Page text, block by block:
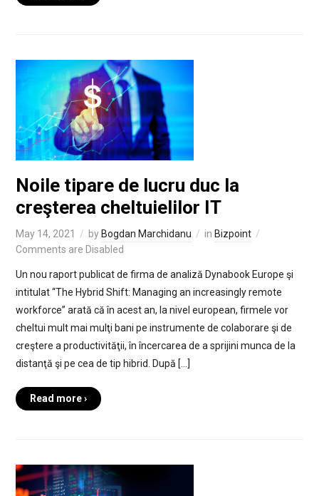
Noile tipare de lucru duc la
creşterea cheltuielilor IT
May 14, 2021 byBogdan Marchidanu in Bizpoint
Comments are Disabled
Un nou raport publicat de firma de analiză Dynabook Europe şi
intitulat “The Hybrid Shift: Managing an increasingly remote
workforce” arată că în acest an, la nivel european, firmele vor
cheltui mult mai mulţi bani pe instrumente de colaborare şi de
creştere a productivităţii, în încercarea de a sprijini munca de la
distanţă şi pe cea de tip hibrid. După […]
Read more ›